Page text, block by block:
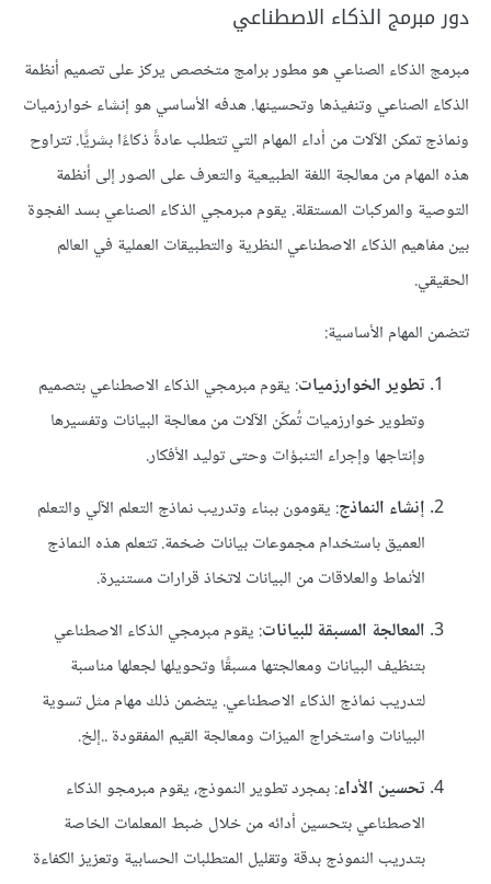
دور مبرمج الذكاء الاصطناعي
مبرمج الذكاء الصناعي هو مطور برامج متخصص يركز على تصميم أنظمة
الذكاء الصناعي وتنفيذها وتحسينها. هدفه الأساسي هو إنشاء خوارزميات
ونماذج تمكن الآلات من أداء المهام التي تتطلب عادةً ذكاءًا بشريًّا. تتراوح
هذه المهام من معالجة اللغة الطبيعية والتعرف على الصور إلى أنظمة
التوصية والمركبات المستقلة. يقوم مبرمجي الذكاء الصناعي بسد الفجوة
بين مفاهيم الذكاء الاصطناعي النظرية والتطبيقات العملية في العالم
الحقيقي.
تتضمن المهام الأساسية:
تطوير الخوارزميات: يقوم مبرمجي الذكاء الاصطناعي بتصميم
وتطوير خوارزميات تُمكّن الآلات من معالجة البيانات وتفسيرها
وإنتاجها وإجراء التنبؤات وحتى توليد الأفكار.
إنشاء النماذج: يقومون ببناء وتدريب نماذج التعلم الآلي والتعلم
العميق باستخدام مجموعات بيانات ضخمة. تتعلم هذه النماذج
الأنماط والعلاقات من البيانات لاتخاذ قرارات مستنيرة.
المعالجة المسبقة للبيانات: يقوم مبرمجي الذكاء الاصطناعي
بتنظيف البيانات ومعالجتها مسبقًا وتحويلها لجعلها مناسبة
لتدريب نماذج الذكاء الاصطناعي. يتضمن ذلك مهام مثل تسوية
البيانات واستخراج الميزات ومعالجة القيم المفقودة ..إلخ.
تحسين الأداء: بمجرد تطوير النموذج، يقوم مبرمجو الذكاء
الاصطناعي بتحسين أدائه من خلال ضبط المعلمات الخاصة
بتدريب النموذج بدقة وتقليل المتطلبات الحسابية وتعزيز الكفاءة